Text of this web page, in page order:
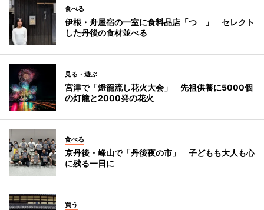
食べる
伊根・舟屋宿の一室に食料品店「つゝ」 セレクト
した丹後の食材並べる
見る・遊ぶ
宮津で「燈籠流し花火大会」 先祖供養に5000個
の灯籠と2000発の花火
食べる
京丹後・峰山で「丹後夜の市」 子どもも大人も心
に残る一日に
買う